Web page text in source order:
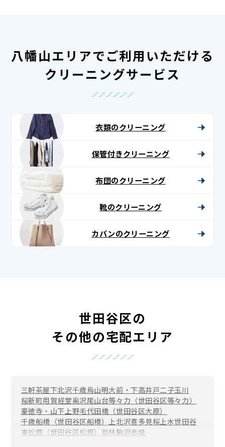
八幡山エリアでご利用いただける
クリーニングサービス
衣類のクリーニング
保管付きクリーニング
布団のクリーニング
靴のクリーニング
カバンのクリーニング
世田谷区の
その他の宅配エリア
三軒茶屋下北沢千歳烏山明大前・下高井戸二子玉川
桜新町用賀経堂奥沢尾山台等々力（世田谷区等々力）
豪徳寺・山下 上野毛代田橋（世田谷区大原）
千歳船橋（世田谷区船橋）
上北沢喜多見桜上水世田谷
東松原（世田谷区松原） 若林駒沢赤堤